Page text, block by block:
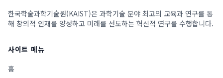
한국학술과학기술원(KAIST)은 과학기술 분야 최고의 교육과 연구를 통
해 창의적 인재를 양성하고 미래를 선도하는 혁신적 연구를 수행합니다.
사이트 메뉴
홈